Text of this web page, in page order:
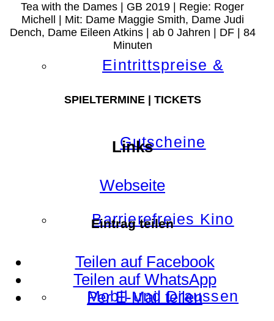
Eintrittspreise &
Gutscheine
Barrierefreies Kino
Mobil und Draussen
Tea with the Dames | GB 2019 | Regie: Roger
Michell | Mit: Dame Maggie Smith, Dame Judi
Dench, Dame Eileen Atkins | ab 0 Jahren | DF | 84
Minuten
SPIELTERMINE | TICKETS
Links
Webseite
Eintrag teilen
Teilen auf Facebook
Teilen auf WhatsApp
Per E-Mail teilen